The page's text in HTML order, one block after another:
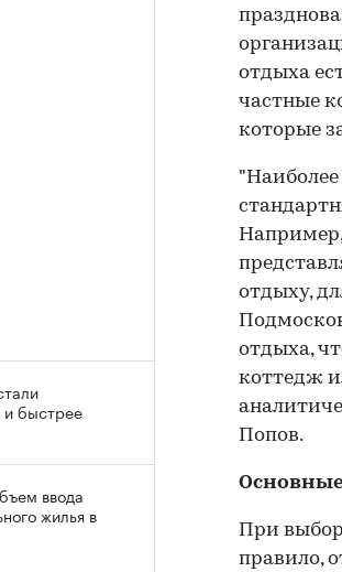
отдыха
частные
которые
Например,
отдыху,
отдыха,
коттедж
Попов.
При
правило,
и быстрее
ввода
жилья в